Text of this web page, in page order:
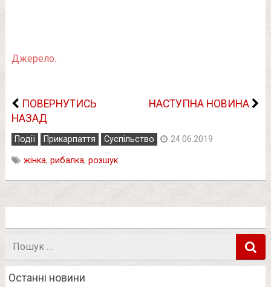
Джерело.
ПОВЕРНУТИСЬ
НАЗАД
НАСТУПНА НОВИНА
Події Прикарпаття Суспільство 24.06.2019
жінка, рибалка, розшук
Останні новини